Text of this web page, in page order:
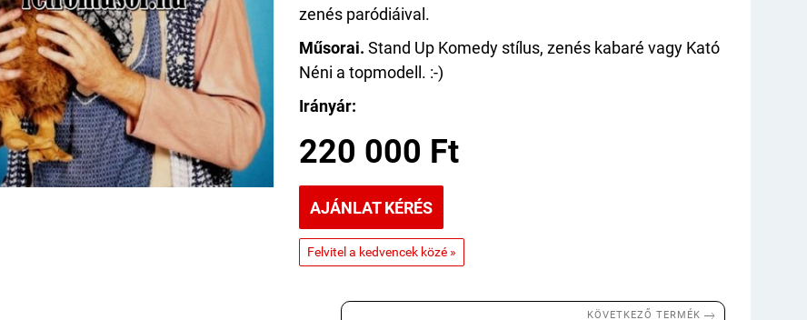
zenés paródiáival.
Műsorai. Stand Up Komedy stílus, zenés kabaré vagy Kató
Néni a topmodell. :-)
Irányár:
220 000 Ft
AJÁNLAT KÉRÉS
Felvitel a kedvencek közé »
KÖVETKEZŐ TERMÉK 